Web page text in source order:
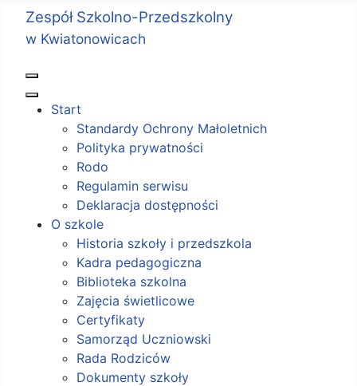
Zespół Szkolno-Przedszkolny
w Kwiatonowicach
Start
Standardy Ochrony Małoletnich
Polityka prywatności
Rodo
Regulamin serwisu
Deklaracja dostępności
O szkole
Historia szkoły i przedszkola
Kadra pedagogiczna
Biblioteka szkolna
Zajęcia świetlicowe
Certyfikaty
Samorząd Uczniowski
Rada Rodziców
Dokumenty szkoły